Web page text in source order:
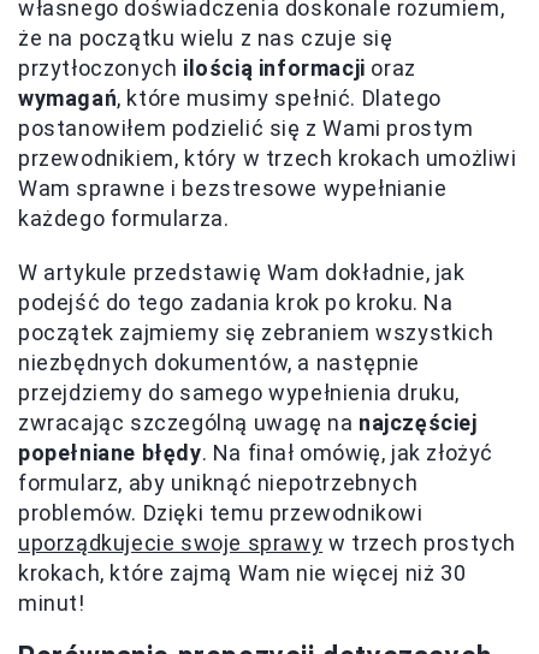
własnego doświadczenia doskonale rozumiem,
że na początku wielu z nas czuje się
przytłoczonych ilością informacji oraz
wymagań, które musimy spełnić. Dlatego
postanowiłem podzielić się z Wami prostym
przewodnikiem, który w trzech krokach umożliwi
Wam sprawne i bezstresowe wypełnianie
każdego formularza.
W artykule przedstawię Wam dokładnie, jak
podejść do tego zadania krok po kroku. Na
początek zajmiemy się zebraniem wszystkich
niezbędnych dokumentów, a następnie
przejdziemy do samego wypełnienia druku,
zwracając szczególną uwagę na najczęściej
popełniane błędy. Na finał omówię, jak złożyć
formularz, aby uniknąć niepotrzebnych
problemów. Dzięki temu przewodnikowi
uporządkujecie swoje sprawy w trzech prostych
krokach, które zajmą Wam nie więcej niż 30
minut!